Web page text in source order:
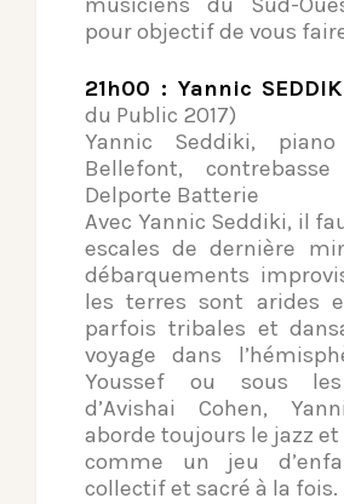
pour objectif de vous
21h00 : Yannic
du Public 2017)
Yannic Seddiki,
Bellefont,
Delporte Batterie
Avec Yannic Seddiki, il
escales de dernière
débarquements
les terres sont arides
parfois tribales et
voyage dans
Youssef ou sous
d’Avishai Cohen,
aborde toujours le jazz
comme un jeu
collectif et sacré à la fois.